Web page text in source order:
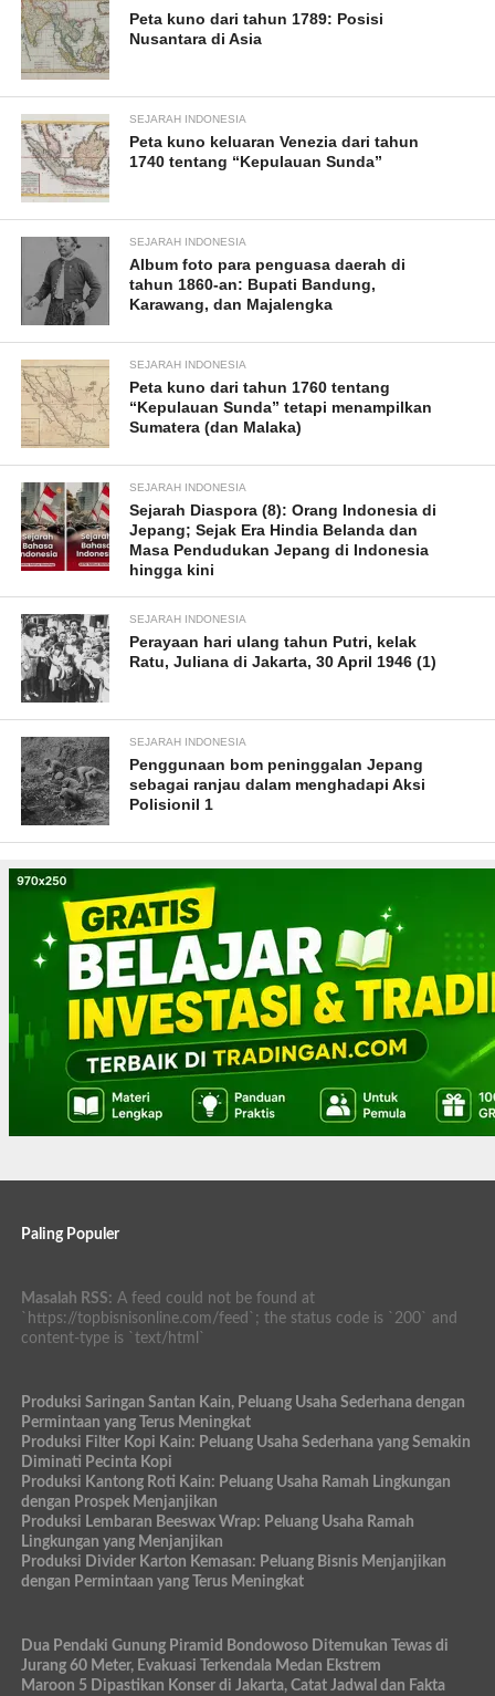
Peta kuno dari tahun 1789: Posisi
Nusantara di Asia
SEJARAH INDONESIA
Peta kuno keluaran Venezia dari tahun
1740 tentang “Kepulauan Sunda”
SEJARAH INDONESIA
Album foto para penguasa daerah di
tahun 1860-an: Bupati Bandung,
Karawang, dan Majalengka
SEJARAH INDONESIA
Peta kuno dari tahun 1760 tentang
“Kepulauan Sunda” tetapi menampilkan
Sumatera (dan Malaka)
SEJARAH INDONESIA
Sejarah Diaspora (8): Orang Indonesia di
Jepang; Sejak Era Hindia Belanda dan
Masa Pendudukan Jepang di Indonesia
hingga kini
SEJARAH INDONESIA
Perayaan hari ulang tahun Putri, kelak
Ratu, Juliana di Jakarta, 30 April 1946 (1)
SEJARAH INDONESIA
Penggunaan bom peninggalan Jepang
sebagai ranjau dalam menghadapi Aksi
Polisionil 1
Paling Populer
Masalah RSS: A feed could not be found at
`https://topbisnisonline.com/feed`; the status code is `200` and
content-type is `text/html`
Produksi Saringan Santan Kain, Peluang Usaha Sederhana dengan
Permintaan yang Terus Meningkat
Produksi Filter Kopi Kain: Peluang Usaha Sederhana yang Semakin
Diminati Pecinta Kopi
Produksi Kantong Roti Kain: Peluang Usaha Ramah Lingkungan
dengan Prospek Menjanjikan
Produksi Lembaran Beeswax Wrap: Peluang Usaha Ramah
Lingkungan yang Menjanjikan
Produksi Divider Karton Kemasan: Peluang Bisnis Menjanjikan
dengan Permintaan yang Terus Meningkat
Dua Pendaki Gunung Piramid Bondowoso Ditemukan Tewas di
Jurang 60 Meter, Evakuasi Terkendala Medan Ekstrem
Maroon 5 Dipastikan Konser di Jakarta, Catat Jadwal dan Fakta